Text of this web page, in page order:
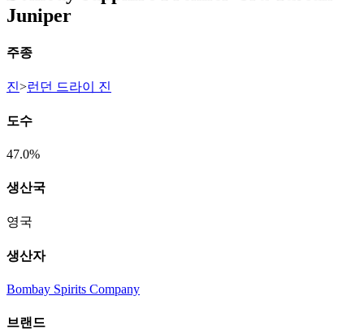
Juniper
주종
진>런던 드라이 진
도수
47.0%
생산국
영국
생산자
Bombay Spirits Company
브랜드